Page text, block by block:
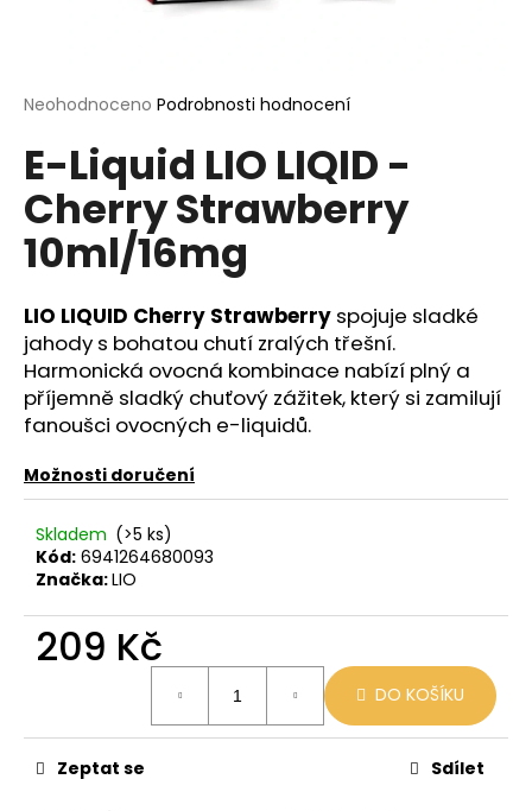
Průměrné
produktu
je
0,0
z
5
hvězdiček.
Neohodnoceno Podrobnosti hodnocení
E-Liquid LIO LIQID -
Cherry Strawberry
10ml/16mg
LIO LIQUID Cherry Strawberry spojuje sladké
jahody s bohatou chutí zralých třešní.
Harmonická ovocná kombinace nabízí plný a
příjemně sladký chuťový zážitek, který si zamilují
fanoušci ovocných e-liquidů.
Možnosti doručení
Skladem (>5 ks)
Kód: 6941264680093
Značka:LIO
209 Kč
DO KOŠÍKU
Zeptat se Sdílet
í
t
?
HLEDAT
D
o
p
r
u
č
u
e
m
LIO
POD
STRAWBERRY